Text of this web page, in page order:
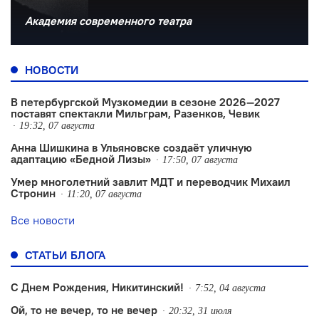
Академия современного театра
НОВОСТИ
В петербургской Музкомедии в сезоне 2026—2027
поставят спектакли Мильграм, Разенков, Чевик
19:32, 07 августа
Анна Шишкина в Ульяновске создаëт уличную
адаптацию «Бедной Лизы»
17:50, 07 августа
Умер многолетний завлит МДТ и переводчик Михаил
Стронин
11:20, 07 августа
Все новости
СТАТЬИ БЛОГА
С Днем Рождения, Никитинский! 7:52, 04 августа
Ой, то не вечер, то не вечер 20:32, 31 июля